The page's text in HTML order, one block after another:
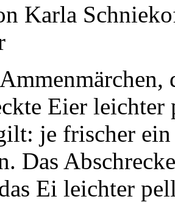
Karla
Eier leichter
je frischer
Das
Ei leichter